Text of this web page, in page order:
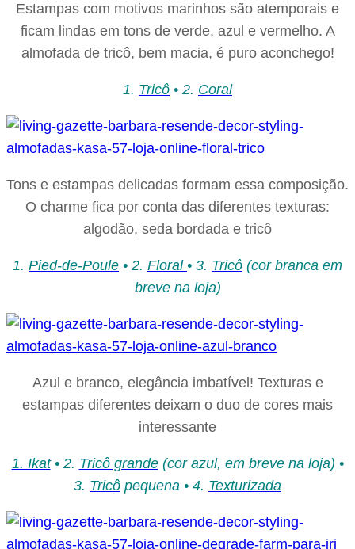
Estampas com motivos marinhos são atemporais e
ficam lindas em tons de verde, azul e vermelho. A
almofada de tricô, bem macia, é puro aconchego!
1. Tricô • 2. Coral
Tons e estampas delicadas formam essa composição.
O charme fica por conta das diferentes texturas:
algodão, seda bordada e tricô
1. Pied-de-Poule • 2. Floral • 3. Tricô (cor branca em
breve na loja)
Azul e branco, elegância imbatível! Texturas e
estampas diferentes deixam o duo de cores mais
interessante
1. Ikat• 2. Tricô grande (cor azul, em breve na loja) •
3. Tricô pequena • 4. Texturizada